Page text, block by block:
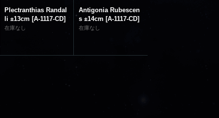
Plectranthias Randal
li ±13cm [A-1117-CD]
在庫なし
Antigonia Rubescen
s ±14cm [A-1117-CD]
在庫なし